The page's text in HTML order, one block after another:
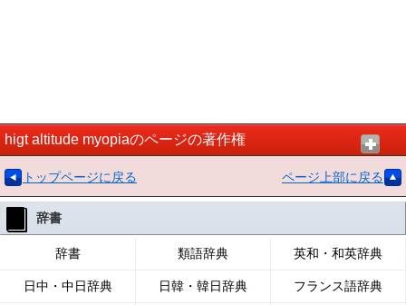
higt altitude myopiaのページの著作権
トップページに戻る ページ上部に戻る
辞書
辞書 類語辞典 英和・和英辞典
日中・中日辞典 日韓・韓日辞典 フランス語辞典